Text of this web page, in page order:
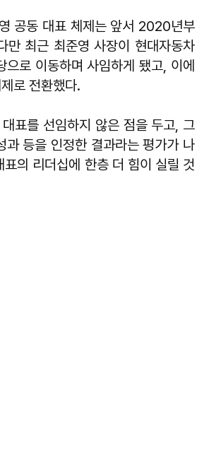
공동 대표 체제는 앞서 2020년부
만 최근 최준영 사장이 현대자동차
으로 이동하며 사임하게 됐고, 이에
로 전환했다.
표를 선임하지 않은 점을 두고, 그
과 등을 인정한 결과라는 평가가 나
의 리더십에 한층 더 힘이 실릴 것